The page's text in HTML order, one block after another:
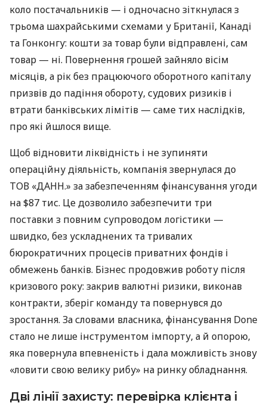
коло постачальників — і одночасно зіткнулася з
трьома шахрайськими схемами у Британії, Канаді
та Гонконгу: кошти за товар були відправлені, сам
товар — ні. Повернення грошей зайняло вісім
місяців, а рік без працюючого оборотного капіталу
призвів до падіння обороту, судових ризиків і
втрати банківських лімітів — саме тих наслідків,
про які йшлося вище.
Щоб відновити ліквідність і не зупиняти
операційну діяльність, компанія звернулася до
ТОВ «ДАНН.» за забезпеченням фінансування угоди
на $87 тис. Це дозволило забезпечити три
поставки з повним супроводом логістики —
швидко, без ускладнених та тривалих
бюрократичних процесів приватних фондів і
обмежень банків. Бізнес продовжив роботу після
кризового року: закрив валютні ризики, виконав
контракти, зберіг команду та повернувся до
зростання. За словами власника, фінансування Done
стало не лише інструментом імпорту, а й опорою,
яка повернула впевненість і дала можливість знову
«ловити свою велику рибу» на ринку обладнання.
Дві лінії захисту: перевірка клієнта і